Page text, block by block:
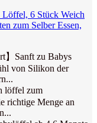
6 Stück Weich
zum Selber Essen,
】Sanft zu Babys
von Silikon der
löffel zum
richtige Menge an